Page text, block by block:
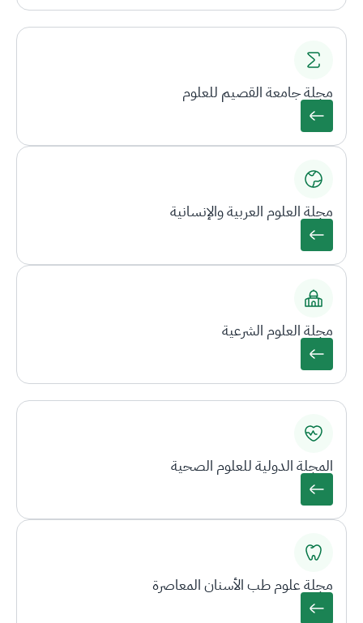
مجلة جامعة القصيم للعلوم
مجلة العلوم العربية والإنسانية
مجلة العلوم الشرعية
المجلة الدولية للعلوم الصحية
مجلة علوم طب الأسنان المعاصرة